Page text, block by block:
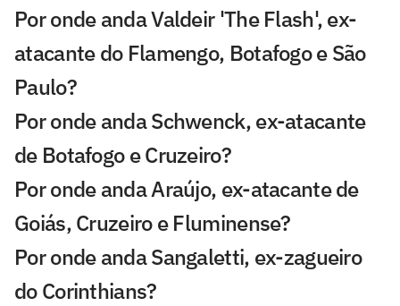
Por onde anda Valdeir 'The Flash', ex-
atacante do Flamengo, Botafogo e São
Paulo?
Por onde anda Schwenck, ex-atacante
de Botafogo e Cruzeiro?
Por onde anda Araújo, ex-atacante de
Goiás, Cruzeiro e Fluminense?
Por onde anda Sangaletti, ex-zagueiro
do Corinthians?